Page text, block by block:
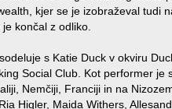
kjer se je izobraževal tudi
končal z odliko.
s Katie Duck v okviru
Social Club. Kot performer
Nemčiji, Franciji in na
Higler, Maida Withers,